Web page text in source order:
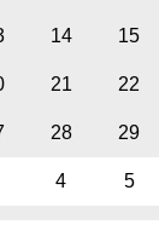
14 15
21 22
28 29
4 5